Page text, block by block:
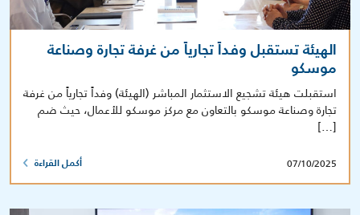
الهيئة تستقبل وفداً تجارياً من غرفة تجارة وصناعة
موسكو
استقبلت هيئة تشجيع الاستثمار المباشر (الهيئة) وفداً تجارياً من غرفة
تجارة وصناعة موسكو بالتعاون مع مركز موسكو للأعمال، حيث ضم
[…]
07/10/2025 أكمل القراءة